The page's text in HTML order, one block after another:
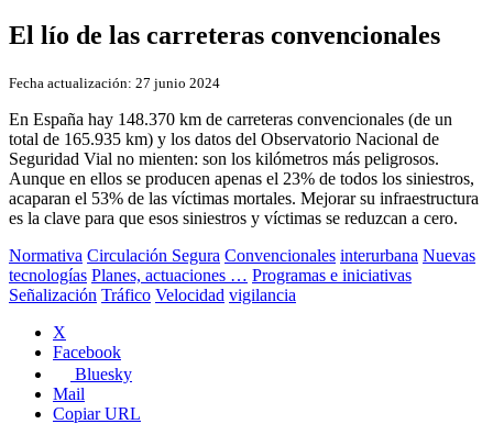
El lío de las carreteras convencionales
Fecha actualización: 27 junio 2024
En España hay 148.370 km de carreteras convencionales (de un
total de 165.935 km) y los datos del Observatorio Nacional de
Seguridad Vial no mienten: son los kilómetros más peligrosos.
Aunque en ellos se producen apenas el 23% de todos los siniestros,
acaparan el 53% de las víctimas mortales. Mejorar su infraestructura
es la clave para que esos siniestros y víctimas se reduzcan a cero.
Normativa Circulación Segura Convencionales interurbana Nuevas
tecnologías Planes, actuaciones … Programas e iniciativas
Señalización Tráfico Velocidad vigilancia
X
Facebook
Bluesky
Mail
Copiar URL